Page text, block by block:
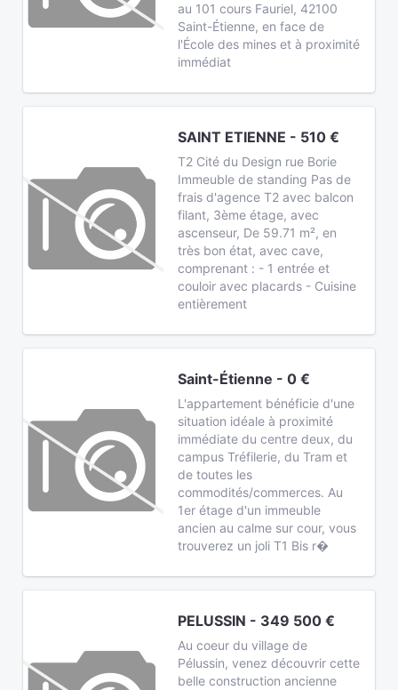
au 101 cours Fauriel, 42100
Saint-Étienne, en face de
l'École des mines et à proximité
immédiat
SAINT ETIENNE - 510 €
T2 Cité du Design rue Borie
Immeuble de standing Pas de
frais d'agence T2 avec balcon
filant, 3ème étage, avec
ascenseur, De 59.71 m², en
très bon état, avec cave,
comprenant : - 1 entrée et
couloir avec placards - Cuisine
entièrement
Saint-Étienne - 0 €
L'appartement bénéficie d'une
situation idéale à proximité
immédiate du centre deux, du
campus Tréfilerie, du Tram et
de toutes les
commodités/commerces. Au
1er étage d'un immeuble
ancien au calme sur cour, vous
trouverez un joli T1 Bis r�
PELUSSIN - 349 500 €
Au coeur du village de
Pélussin, venez découvrir cette
belle construction ancienne